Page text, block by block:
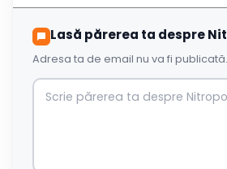
Lasă părerea ta despre
Adresa ta de email nu va fi publicată.